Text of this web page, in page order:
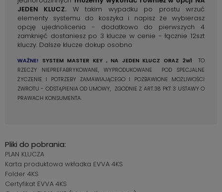
JEDEN KLUCZ. W takim wypadku po prostu wrzuć
elementy systemu do koszyka i napisz że wybierasz
opcję ujednolicenia - dodatkowo do pierwszych 4
zamknięć dostaniesz po 3 klucze w cenie - łącznie 12szt
kluczy. Dalsze klucze dokup osobno
WAŻNE! SYSTEM MASTER KEY , NA JEDEN KLUCZ ORAZ 2w1TO
RZECZY NIEPREFABRYKOWANE, WYPRODUKOWANE POD SPECJALNE
ŻYCZENIE I POTRZEBY ZAMAWIAJĄCEGO I POZBAWIONE MOŻLIWOŚCI
ZWROTU - ODSTĄPIENIA OD UMOWY, ZGODNIE Z ART.38 PKT 3 USTAWY O
PRAWACH KONSUMENTA.
Pliki do pobrania:
PLAN KLUCZA
Karta produktowa wkładka EVVA 4KS
Folder 4KS
Certyfikat EVVA 4KS